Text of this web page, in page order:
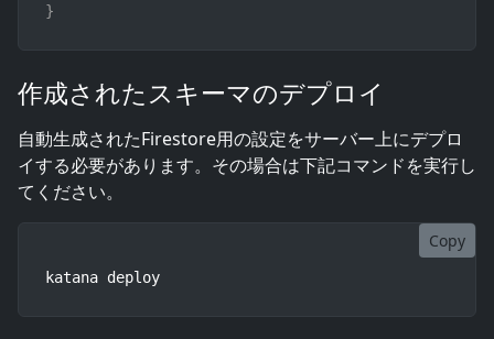
}
作成されたスキーマのデプロイ
自動生成されたFirestore用の設定をサーバー上にデプロ
イする必要があります。その場合は下記コマンドを実行し
てください。
Copy
katana deploy